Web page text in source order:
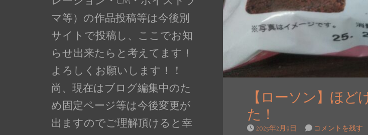
マ等）の作品投稿等は今後別
サイトで投稿し、ここでお知
らせ出来たらと考えてます！
よろしくお願いします！！
尚、現在はブログ編集中のた
め固定ページ等は今後変更が
出ますのでご理解頂けると幸
【ローソン】ほど
た！
2025年2月9日 コメントを残す